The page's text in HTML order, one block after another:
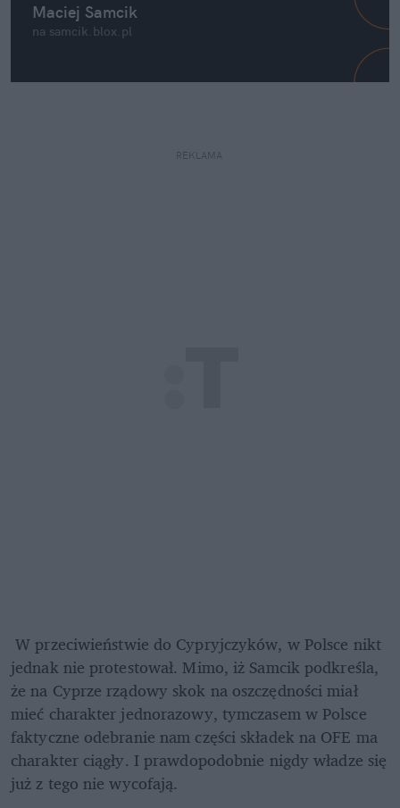
Maciej Samcik
na samcik.blox.pl
REKLAMA
W przeciwieństwie do Cypryjczyków, w Polsce nikt
jednak nie protestował. Mimo, iż Samcik podkreśla,
że na Cyprze rządowy skok na oszczędności miał
mieć charakter jednorazowy, tymczasem w Polsce
faktyczne odebranie nam części składek na OFE ma
charakter ciągły. I prawdopodobnie nigdy władze się
już z tego nie wycofają.